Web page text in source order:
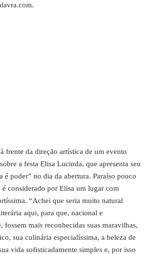
.
frente da direção artística de um evento
a festa Elisa Lucinda, que apresenta seu
é poder” no dia da abertura. Paraíso pouco
considerado por Elisa um lugar com
“Achei que seria muito natural
aqui, para que, nacional e
fossem mais reconhecidas suas maravilhas,
sua culinária especialíssima, a beleza de
vida sofisticadamente simples e, por isso